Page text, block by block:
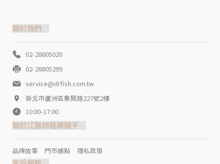
關於我們
02-28805020
02-28805299
service@drfish.com.tw
新北市蘆洲區集賢路227號2樓
10:00-17:00
關於江醫師健康舖子
品牌故事 門市據點 隱私政策